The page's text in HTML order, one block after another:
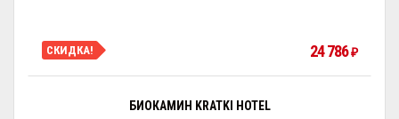
СКИДКА! 24 786₽
БИОКАМИН KRATKI HOTEL